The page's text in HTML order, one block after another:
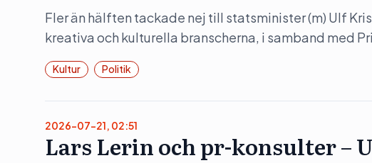
Fler än hälften tackade nej till statsminister (m) Ulf
kreativa och kulturella branscherna, i samband med
Kultur Politik
2026-07-21, 02:51
Lars Lerin och pr-konsulter –